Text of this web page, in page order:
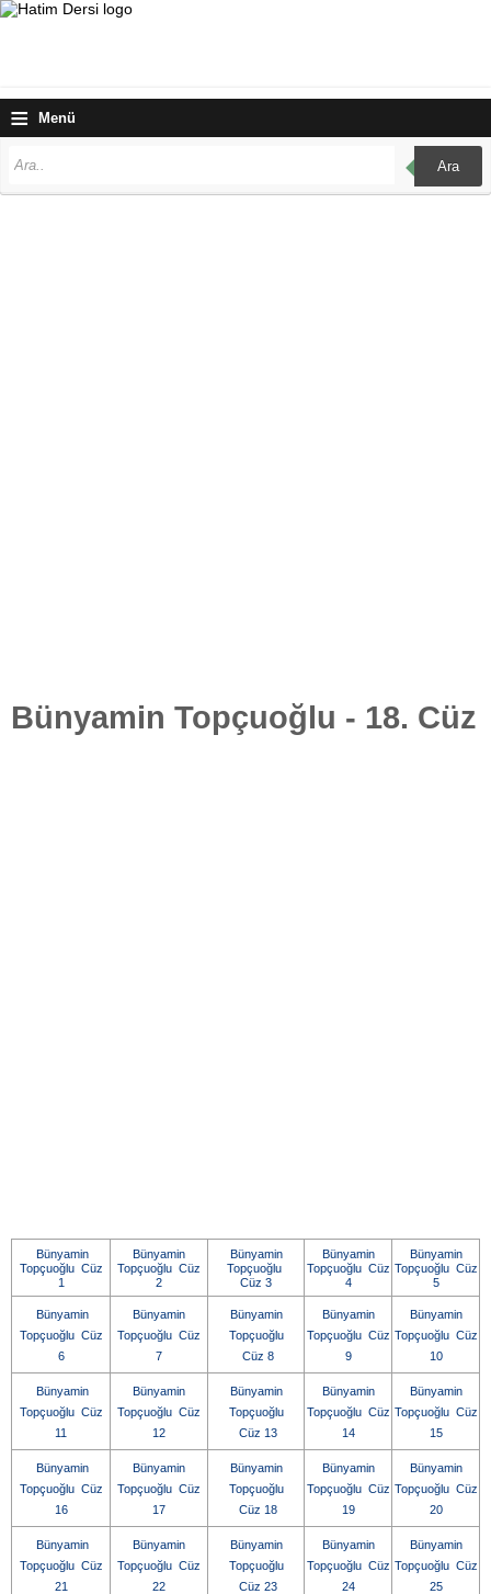
≡ Menü
Ara
Bünyamin Topçuoğlu - 18. Cüz
Bünyamin
Topçuoğlu Cüz
1
Bünyamin
Topçuoğlu Cüz
2
Bünyamin
Topçuoğlu
Cüz 3
Bünyamin
Topçuoğlu Cüz
4
Bünyamin
Topçuoğlu Cüz
5
Bünyamin
Topçuoğlu Cüz
6
Bünyamin
Topçuoğlu Cüz
7
Bünyamin
Topçuoğlu
Cüz 8
Bünyamin
Topçuoğlu Cüz
9
Bünyamin
Topçuoğlu Cüz
10
Bünyamin
Topçuoğlu Cüz
11
Bünyamin
Topçuoğlu Cüz
12
Bünyamin
Topçuoğlu
Cüz 13
Bünyamin
Topçuoğlu Cüz
14
Bünyamin
Topçuoğlu Cüz
15
Bünyamin
Topçuoğlu Cüz
16
Bünyamin
Topçuoğlu Cüz
17
Bünyamin
Topçuoğlu
Cüz 18
Bünyamin
Topçuoğlu Cüz
19
Bünyamin
Topçuoğlu Cüz
20
Bünyamin
Topçuoğlu Cüz
21
Bünyamin
Topçuoğlu Cüz
22
Bünyamin
Topçuoğlu
Cüz 23
Bünyamin
Topçuoğlu Cüz
24
Bünyamin
Topçuoğlu Cüz
25